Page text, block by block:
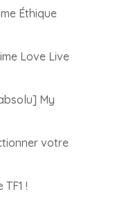
Éthique
Love Live
My
votre
!